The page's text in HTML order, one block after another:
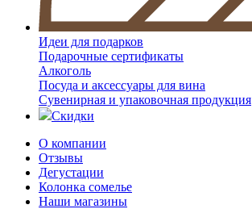
Идеи для подарков
Подарочные сертификаты
Алкоголь
Посуда и аксессуары для вина
Сувенирная и упаковочная продукция
Скидки
О компании
Отзывы
Дегустации
Колонка сомелье
Наши магазины